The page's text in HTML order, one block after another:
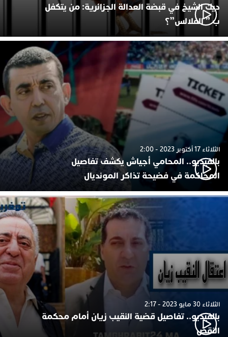
ديك الشيخ في قبضة العدالة الجزائرية: من يتكفل
ب ” الفلالس”؟
الثلاثاء 17 أكتوبر 2023 - 2:00
بالفيديو.. المحامي أجياش يكشف تفاصيل
المحاكمة في فضيحة تذاكر المونديال
الثلاثاء 30 مايو 2023 - 2:17
بالفيديو.. تفاصيل قضية النقيب زيان أمام محكمة
النقض